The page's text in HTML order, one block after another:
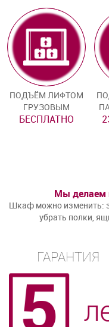
ПОДЪЁМ ЛИФТОМ
ГРУЗОВЫМ
БЕСПЛАТНО
Мы делаем
Шкаф можно изменить:
убрать полки,
ГАРАНТИЯ